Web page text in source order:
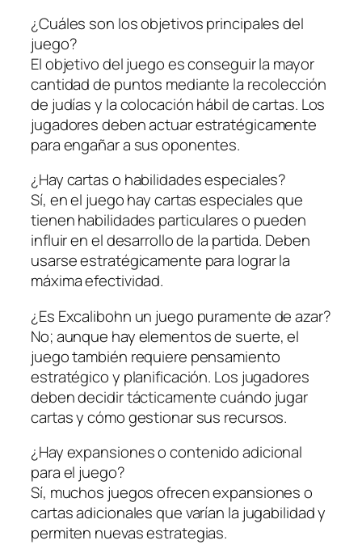
¿Cuáles son los objetivos principales del
juego?
El objetivo del juego es conseguir la mayor
cantidad de puntos mediante la recolección
de judías y la colocación hábil de cartas. Los
jugadores deben actuar estratégicamente
para engañar a sus oponentes.
¿Hay cartas o habilidades especiales?
Sí, en el juego hay cartas especiales que
tienen habilidades particulares o pueden
influir en el desarrollo de la partida. Deben
usarse estratégicamente para lograr la
máxima efectividad.
¿Es Excalibohn un juego puramente de azar?
No; aunque hay elementos de suerte, el
juego también requiere pensamiento
estratégico y planificación. Los jugadores
deben decidir tácticamente cuándo jugar
cartas y cómo gestionar sus recursos.
¿Hay expansiones o contenido adicional
para el juego?
Sí, muchos juegos ofrecen expansiones o
cartas adicionales que varían la jugabilidad y
permiten nuevas estrategias.